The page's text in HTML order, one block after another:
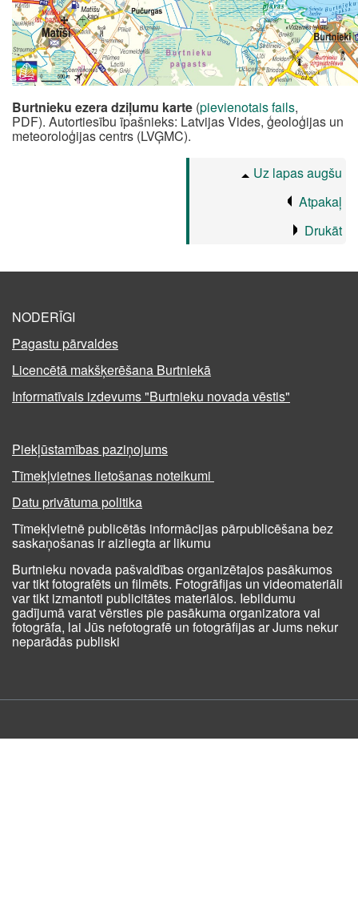
Burtnieku ezera dziļumu karte (pievienotais fails,
PDF). Autortiesību īpašnieks: Latvijas Vides, ģeoloģijas un
meteoroloģijas centrs (LVĢMC).
Uz lapas augšu
Atpakaļ
Drukāt
NODERĪGI
Pagastu pārvaldes
Licencētā makšķerēšana Burtniekā
Informatīvais izdevums "Burtnieku novada vēstis"
Piekļūstamības paziņojums
Tīmekļvietnes lietošanas noteikumi
Datu privātuma politika
Tīmekļvietnē publicētās informācijas pārpublicēšana bez
saskaņošanas ir aizliegta ar likumu
Burtnieku novada pašvaldības organizētajos pasākumos
var tikt fotografēts un filmēts. Fotogrāfijas un videomateriāli
var tikt izmantoti publicitātes materiālos. Iebildumu
gadījumā varat vērsties pie pasākuma organizatora vai
fotogrāfa, lai Jūs nefotografē un fotogrāfijas ar Jums nekur
neparādās publiski